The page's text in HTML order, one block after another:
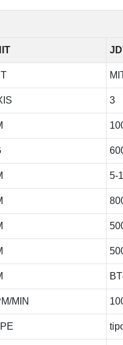
3
5-
MIN